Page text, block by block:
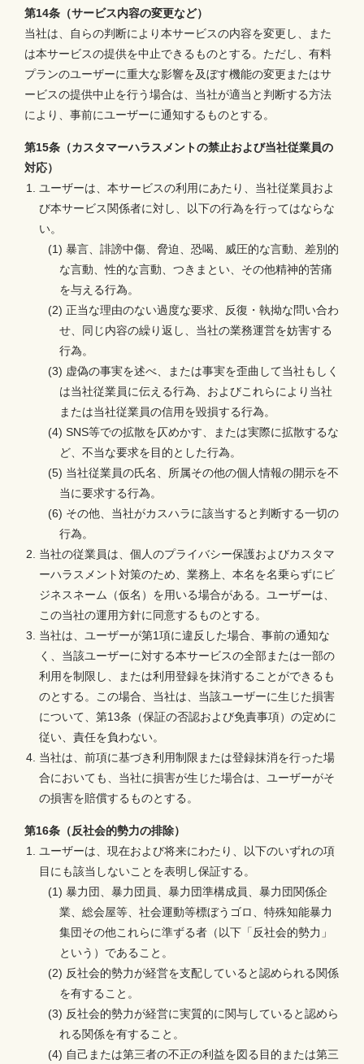
第14条（サービス内容の変更など）
当社は、自らの判断により本サービスの内容を変更し、また
は本サービスの提供を中止できるものとする。ただし、有料
プランのユーザーに重大な影響を及ぼす機能の変更またはサ
ービスの提供中止を行う場合は、当社が適当と判断する方法
により、事前にユーザーに通知するものとする。
第15条（カスタマーハラスメントの禁止および当社従業員の
対応）
ユーザーは、本サービスの利用にあたり、当社従業員およ
び本サービス関係者に対し、以下の行為を行ってはならな
い。
(1) 暴言、誹謗中傷、脅迫、恐喝、威圧的な言動、差別的
な言動、性的な言動、つきまとい、その他精神的苦痛
を与える行為。
(2) 正当な理由のない過度な要求、反復・執拗な問い合わ
せ、同じ内容の繰り返し、当社の業務運営を妨害する
行為。
(3) 虚偽の事実を述べ、または事実を歪曲して当社もしく
は当社従業員に伝える行為、およびこれらにより当社
または当社従業員の信用を毀損する行為。
(4) SNS等での拡散を仄めかす、または実際に拡散するな
ど、不当な要求を目的とした行為。
(5) 当社従業員の氏名、所属その他の個人情報の開示を不
当に要求する行為。
(6) その他、当社がカスハラに該当すると判断する一切の
行為。
当社の従業員は、個人のプライバシー保護およびカスタマ
ーハラスメント対策のため、業務上、本名を名乗らずにビ
ジネスネーム（仮名）を用いる場合がある。ユーザーは、
この当社の運用方針に同意するものとする。
当社は、ユーザーが第1項に違反した場合、事前の通知な
く、当該ユーザーに対する本サービスの全部または一部の
利用を制限し、または利用登録を抹消することができるも
のとする。この場合、当社は、当該ユーザーに生じた損害
について、第13条（保証の否認および免責事項）の定めに
従い、責任を負わない。
当社は、前項に基づき利用制限または登録抹消を行った場
合においても、当社に損害が生じた場合は、ユーザーがそ
の損害を賠償するものとする。
第16条（反社会的勢力の排除）
ユーザーは、現在および将来にわたり、以下のいずれの項
目にも該当しないことを表明し保証する。
(1) 暴力団、暴力団員、暴力団準構成員、暴力団関係企
業、総会屋等、社会運動等標ぼうゴロ、特殊知能暴力
集団その他これらに準ずる者（以下「反社会的勢力」
という）であること。
(2) 反社会的勢力が経営を支配していると認められる関係
を有すること。
(3) 反社会的勢力が経営に実質的に関与していると認めら
れる関係を有すること。
(4) 自己または第三者の不正の利益を図る目的または第三